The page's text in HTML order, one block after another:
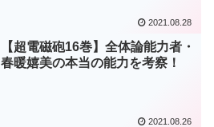
2021.08.28
【超電磁砲16巻】全体論能力者・
春暖嬉美の本当の能力を考察！
2021.08.26